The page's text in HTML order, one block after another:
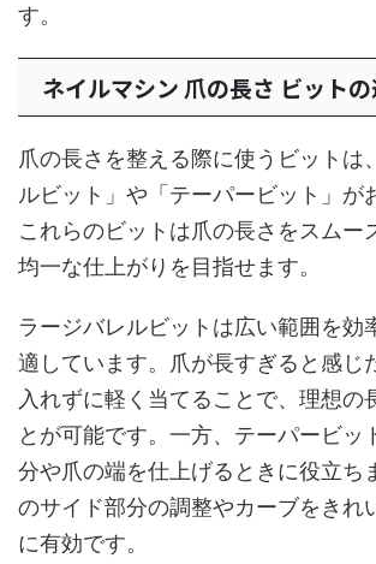
す。
ネイルマシン 爪の長さ ビット
爪の長さを整える際に使うビットは
ルビット」や「テーパービット」が
これらのビットは爪の長さをスムー
均一な仕上がりを目指せます。
ラージバレルビットは広い範囲を効
適しています。爪が長すぎると感じ
入れずに軽く当てることで、理想の
とが可能です。一方、テーパービッ
分や爪の端を仕上げるときに役立ち
のサイド部分の調整やカーブをきれ
に有効です。